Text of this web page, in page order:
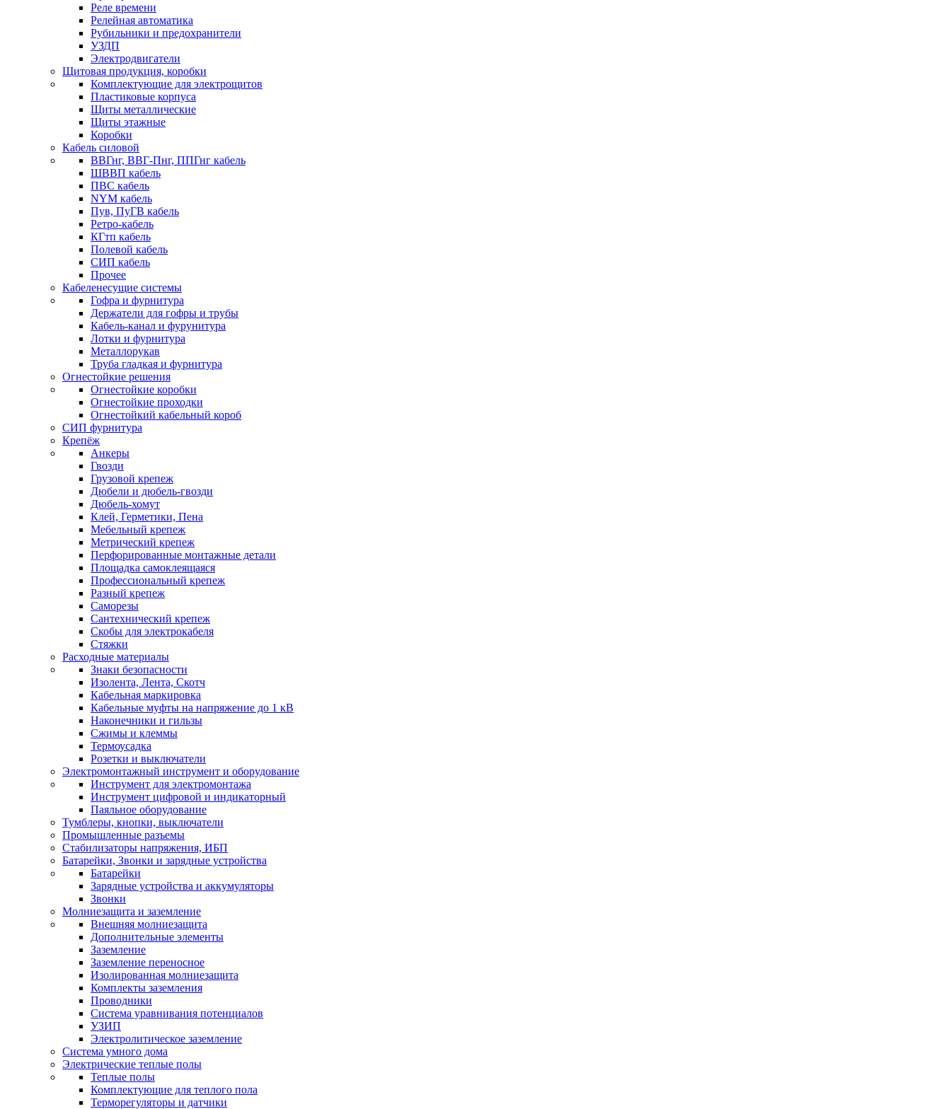
Реле времени
Релейная автоматика
Рубильники и предохранители
УЗДП
Электродвигатели
Щитовая продукция, коробки
Комплектующие для электрощитов
Пластиковые корпуса
Щиты металлические
Щиты этажные
Коробки
Кабель силовой
ВВГнг, ВВГ-Пнг, ППГнг кабель
ШВВП кабель
ПВС кабель
NYM кабель
Пув, ПуГВ кабель
Ретро-кабель
КГтп кабель
Полевой кабель
СИП кабель
Прочее
Кабеленесущие системы
Гофра и фурнитура
Держатели для гофры и трубы
Кабель-канал и фурунитура
Лотки и фурнитура
Металлорукав
Труба гладкая и фурнитура
Огнестойкие решения
Огнестойкие коробки
Огнестойкие проходки
Огнестойкий кабельный короб
СИП фурнитура
Крепёж
Анкеры
Гвозди
Грузовой крепеж
Дюбели и дюбель-гвозди
Дюбель-хомут
Клей, Герметики, Пена
Мебельный крепеж
Метрический крепеж
Перфорированные монтажные детали
Площадка самоклеящаяся
Профессиональный крепеж
Разный крепеж
Саморезы
Сантехнический крепеж
Скобы для электрокабеля
Стяжки
Расходные материалы
Знаки безопасности
Изолента, Лента, Скотч
Кабельная маркировка
Кабельные муфты на напряжение до 1 кВ
Наконечники и гильзы
Сжимы и клеммы
Термоусадка
Розетки и выключатели
Электромонтажный инструмент и оборудование
Инструмент для электромонтажа
Инструмент цифровой и индикаторный
Паяльное оборудование
Тумблеры, кнопки, выключатели
Промышленные разъемы
Стабилизаторы напряжения, ИБП
Батарейки, Звонки и зарядные устройства
Батарейки
Зарядные устройства и аккумуляторы
Звонки
Молниезащита и заземление
Внешняя молниезащита
Дополнительные элементы
Заземление
Заземление переносное
Изолированная молниезащита
Комплекты заземления
Проводники
Система уравнивания потенциалов
УЗИП
Электролитическое заземление
Система умного дома
Электрические теплые полы
Теплые полы
Комплектующие для теплого пола
Терморегуляторы и датчики